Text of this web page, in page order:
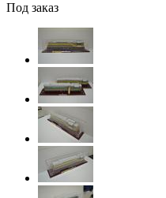
Под заказ